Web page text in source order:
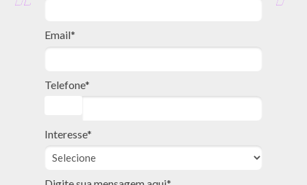
Email*
Telefone*
Interesse*